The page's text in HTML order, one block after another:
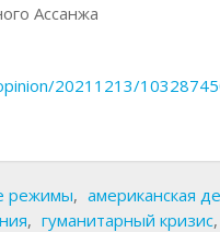
Ассанжа
20211213/
режимы, американская
, гуманитарный кризис,